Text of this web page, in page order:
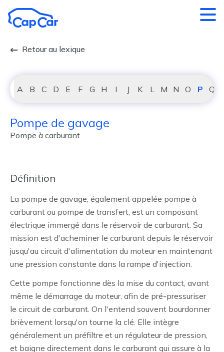
Retour au lexique
A B C D E F G H I J K L M N O P Q
Pompe de gavage
Pompe à carburant
Définition
La pompe de gavage, également appelée pompe à
carburant ou pompe de transfert, est un composant
électrique immergé dans le réservoir de carburant. Sa
mission est d'acheminer le carburant depuis le réservoir
jusqu'au circuit d'alimentation du moteur en maintenant
une pression constante dans la rampe d'injection.
Cette pompe fonctionne dès la mise du contact, avant
même le démarrage du moteur, afin de pré-pressuriser
le circuit de carburant. On l'entend souvent bourdonner
brièvement lorsqu'on tourne la clé. Elle intègre
généralement un préfiltre et un régulateur de pression,
et baigne directement dans le carburant qui assure à la